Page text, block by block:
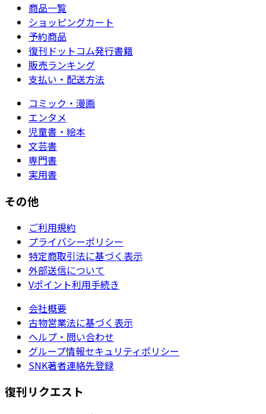
商品一覧
ショッピングカート
予約商品
復刊ドットコム発行書籍
販売ランキング
支払い・配送方法
コミック・漫画
エンタメ
児童書・絵本
文芸書
専門書
実用書
その他
ご利用規約
プライバシーポリシー
特定商取引法に基づく表示
外部送信について
Vポイント利用手続き
会社概要
古物営業法に基づく表示
ヘルプ・問い合わせ
グループ情報セキュリティポリシー
SNK著者連絡先登録
復刊リクエスト